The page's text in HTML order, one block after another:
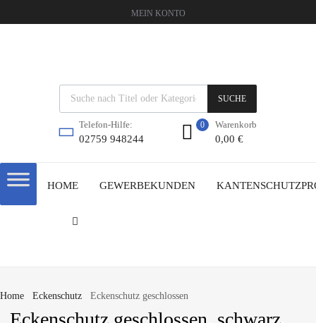
MEIN KONTO
SUCHE
Telefon-Hilfe:
02759 948244
Warenkorb
0,00 €
0
HOME GEWERBEKUNDEN
Home Eckenschutz Eckenschutz geschlossen